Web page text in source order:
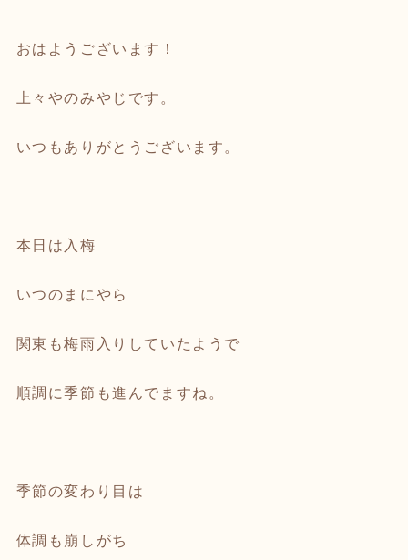
おはようございます！
上々やのみやじです。
いつもありがとうございます。
本日は入梅
いつのまにやら
関東も梅雨入りしていたようで
順調に季節も進んでますね。
季節の変わり目は
体調も崩しがち